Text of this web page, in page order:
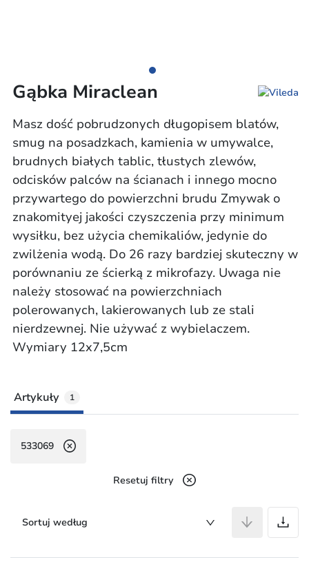
Gąbka Miraclean
Masz dość pobrudzonych długopisem blatów,
smug na posadzkach, kamienia w umywalce,
brudnych białych tablic, tłustych zlewów,
odcisków palców na ścianach i innego mocno
przywartego do powierzchni brudu Zmywak o
znakomityej jakości czyszczenia przy minimum
wysiłku, bez użycia chemikaliów, jedynie do
zwilżenia wodą. Do 26 razy bardziej skuteczny w
porównaniu ze ścierką z mikrofazy. Uwaga nie
należy stosować na powierzchniach
polerowanych, lakierowanych lub ze stali
nierdzewnej. Nie używać z wybielaczem.
Wymiary 12x7,5cm
Artykuły 1
533069
Resetuj filtry
Sortuj według